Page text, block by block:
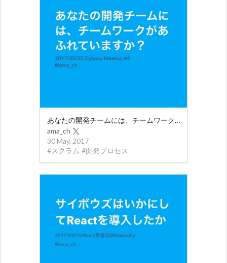
あなたの開発チームには、チームワークがあふれていますか？
ama_ch
30 May, 2017
#スクラム #開発プロセス